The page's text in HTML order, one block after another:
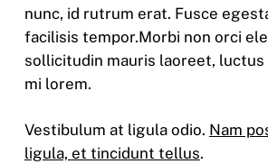
nunc, id rutrum erat. Fusce
facilisis tempor.Morbi non orci
sollicitudin mauris laoreet, luctus
mi lorem.
Vestibulum at ligula odio. Nam
ligula, et tincidunt tellus.